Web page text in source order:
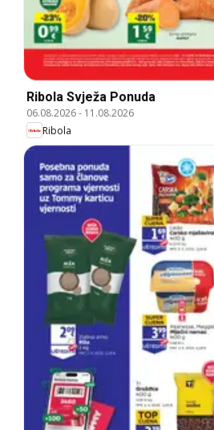
Ribola Svježa Ponuda
06.08.2026- 11.08.2026
Ribola